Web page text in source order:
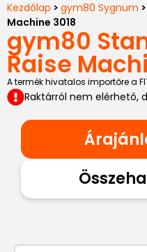
Kezdőlap > gym80 Sygnum
Machine 3018
gym80
Raise
A termék hivatalos importőre a
Raktárról nem elérhető,